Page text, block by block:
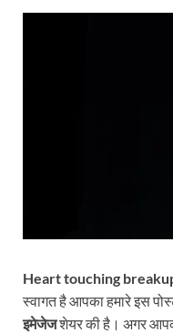
Heart touching
स्वागत है आपका हमारे इस
इमेजेजशेयर की है। अगर